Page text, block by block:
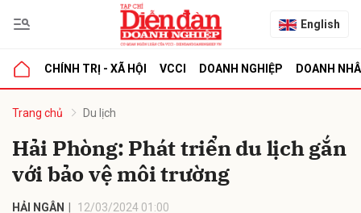
English
CHÍNH TRỊ - XÃ HỘI VCCI DOANH NGHIỆP DOANH
Trang chủ Du lịch
Hải Phòng: Phát triển du lịch gắn
với bảo vệ môi trường
HẢI NGÂN 12/03/2024 01:00
luận